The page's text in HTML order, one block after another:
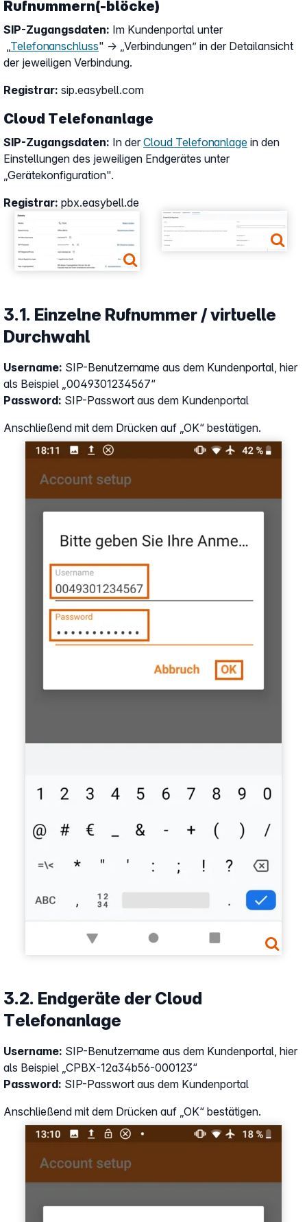
Show larger version Show larger version
Rufnummern(-blöcke)
SIP-Zugangsdaten: Im Kundenportal unter
„Telefonanschluss" → „Verbindungen” in der Detailansicht
der jeweiligen Verbindung.
Registrar: sip.easybell.com
Cloud Telefonanlage
SIP-Zugangsdaten: In der Cloud Telefonanlage in den
Einstellungen des jeweiligen Endgerätes unter
„Gerätekonfiguration".
Registrar: pbx.easybell.de
3.1. Einzelne Rufnummer / virtuelle
Durchwahl
Username: SIP-Benutzername aus dem Kundenportal, hier
als Beispiel „0049301234567“
Password: SIP-Passwort aus dem Kundenportal
Anschließend mit dem Drücken auf „OK“ bestätigen.
Show larger version
3.2. Endgeräte der Cloud
Telefonanlage
Username: SIP-Benutzername aus dem Kundenportal, hier
als Beispiel „CPBX-12a34b56-000123“
Password: SIP-Passwort aus dem Kundenportal
Anschließend mit dem Drücken auf „OK“ bestätigen.
Show larger version